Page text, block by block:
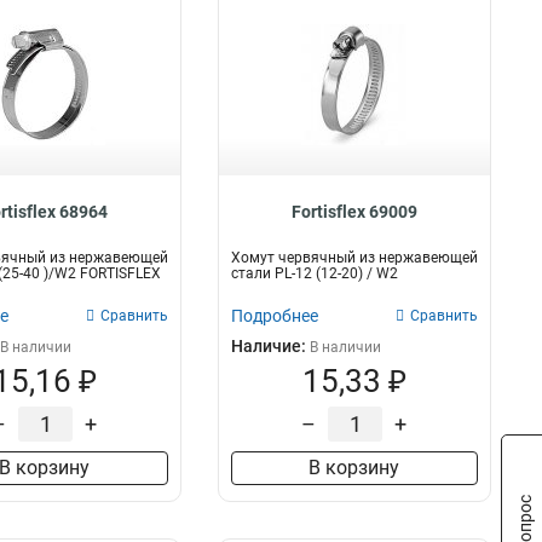
68964
из нержавеющей
40 )/W2 FORTISFLEX
Сравнить
В наличии
₽
+
В корзину
Fortisflex 69009
Хомут червячный из нержавеющей
стали PL-12 (12-20) / W2
Подробнее Сравнить
Наличие: В наличии
15,33 ₽
– +
В корзину